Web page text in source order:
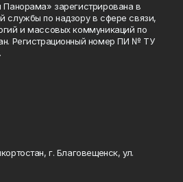
Панорама» зарегистрирована в
службы по надзору в сфере связи,
и массовых коммуникаций по
Регистрационный номер ПИ № ТУ
г. Благовещенск, ул.